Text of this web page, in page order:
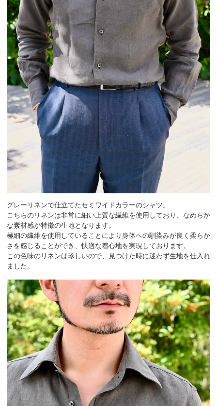
グレーリネンで仕立てたセミワイドカラーのシャツ。
こちらのリネンは非常に細い上質な繊維を使用しており、なめらか
な素材感が特徴の生地となります。
極細の繊維を使用していることにより身体への馴染みが良く柔らか
さを感じることができ、快適な着心地を実現しております。
この色味のリネンは珍しいので、見つけた時に迷わず生地を仕入れ
ました。